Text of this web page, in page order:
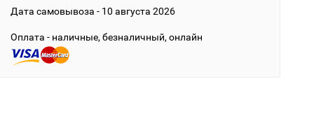
Дата cамовывоза - 10 августа 2026
Оплата - наличные, безналичный, онлайн